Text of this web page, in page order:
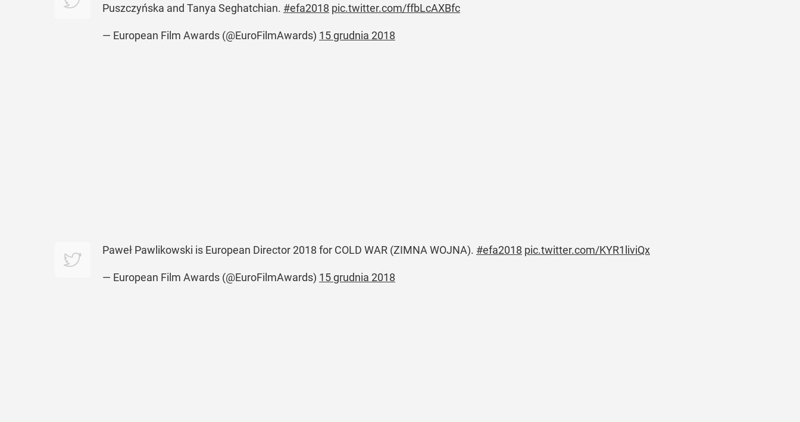
Puszczyńska and Tanya Seghatchian. #efa2018 pic.twitter.com/ffbLcAXBfc
— European Film Awards (@EuroFilmAwards) 15 grudnia 2018
Paweł Pawlikowski is European Director 2018 for COLD WAR (ZIMNA WOJNA). #efa2018 pic.twitter.com/KYR1liviQx
— European Film Awards (@EuroFilmAwards) 15 grudnia 2018